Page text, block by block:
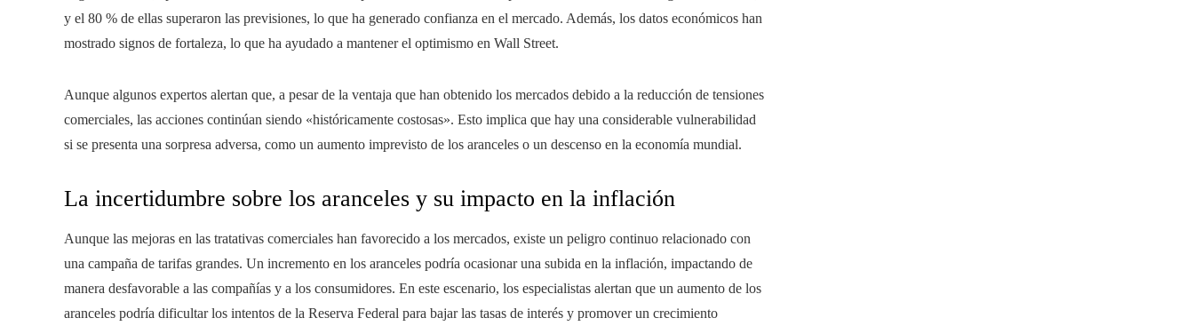
y el 80 % de ellas superaron las previsiones, lo que ha generado confianza en el mercado. Además, los datos económicos han
mostrado signos de fortaleza, lo que ha ayudado a mantener el optimismo en Wall Street.
Aunque algunos expertos alertan que, a pesar de la ventaja que han obtenido los mercados debido a la reducción de tensiones
comerciales, las acciones continúan siendo «históricamente costosas». Esto implica que hay una considerable vulnerabilidad
si se presenta una sorpresa adversa, como un aumento imprevisto de los aranceles o un descenso en la economía mundial.
La incertidumbre sobre los aranceles y su impacto en la inflación
Aunque las mejoras en las tratativas comerciales han favorecido a los mercados, existe un peligro continuo relacionado con
una campaña de tarifas grandes. Un incremento en los aranceles podría ocasionar una subida en la inflación, impactando de
manera desfavorable a las compañías y a los consumidores. En este escenario, los especialistas alertan que un aumento de los
aranceles podría dificultar los intentos de la Reserva Federal para bajar las tasas de interés y promover un crecimiento